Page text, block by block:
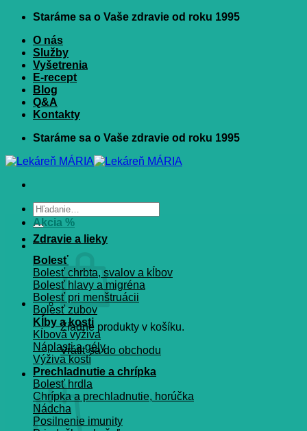
Skip
content
Staráme sa o Vaše zdravie od roku 1995
O nás
Služby
Vyšetrenia
E-recept
Blog
Q&A
Kontakty
Staráme sa o Vaše zdravie od roku 1995
Hľadať:
Žiadne produkty v košíku.
Vrátiť sa do obchodu
Košík
Akcia %
Zdravie a lieky
Bolesť
Bolesť chrbta, svalov a kĺbov
Bolesť hlavy a migréna
Bolesť pri menštruácii
Bolesť zubov
Kĺby a kosti
Kĺbová výživa
Náplasti a gély
Výživa kostí
Prechladnutie a chrípka
Bolesť hrdla
Chrípka a prechladnutie, horúčka
Nádcha
Posilnenie imunity